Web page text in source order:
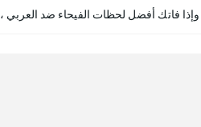
وإذا فاتك أفضل لحظات الفيحاء ضد العربي ، 365Scores يقدم لك تفاصيل المباراة.